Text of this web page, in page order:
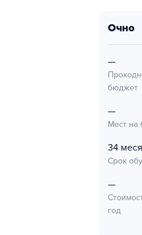
очно
—
бюджет
—
Мест на
34
Срок
—
год